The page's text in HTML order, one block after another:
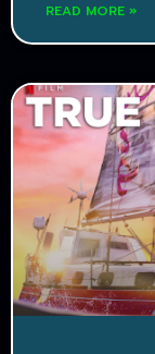
READ MORE »